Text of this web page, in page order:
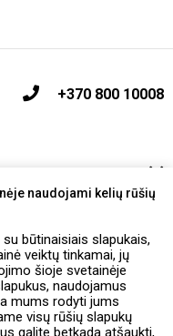
naudojami kelių rūšių
būtinaisiais slapukais,
veiktų tinkamai, jų
šioje svetainėje
naudojamus
mums rodyti jums
visų rūšių slapukų
galite betkada atšaukti,
+370 800 10008